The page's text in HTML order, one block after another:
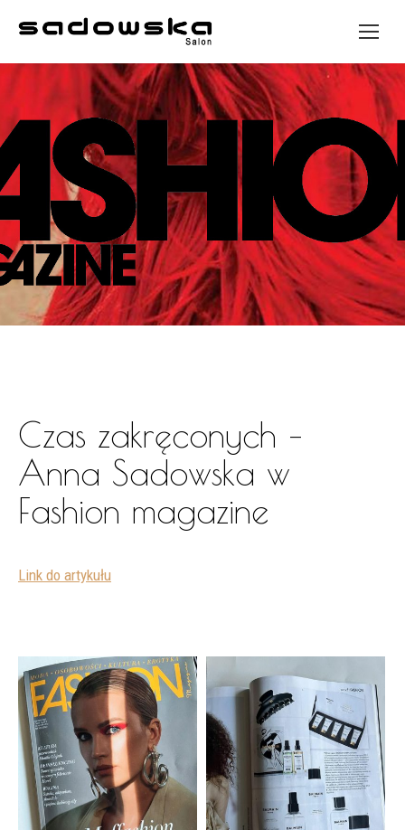
Czas zakręconych –
Anna Sadowska w
Fashion magazine
Link do artykułu